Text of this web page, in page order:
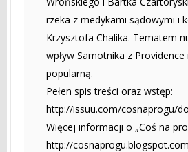
rzeka z medykami sądowymi i
Krzysztofa Chalika. Tematem
wpływ Samotnika z
popularną.
Pełen spis treści oraz wstęp:
http://issuu.com/cosnaprogu/
Więcej informacji o „Coś na
http://